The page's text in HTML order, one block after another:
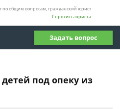
по общим вопросам, гражданский юрист
Спросить юриста
Задать вопрос
под опеку из